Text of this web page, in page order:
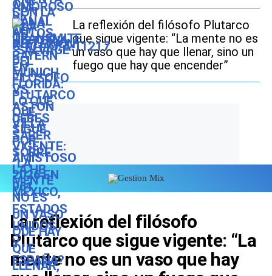
La reflexión del filósofo Plutarco
que sigue vigente: “La mente no es
un vaso que hay que llenar, sino un
fuego que hay que encender”